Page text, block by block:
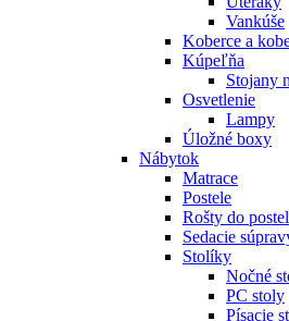
Vankúše
Koberce a
Kúpeľňa
Stojany
Osvetlenie
Lampy
Úložné boxy
Nábytok
Matrace
Postele
Rošty do
Sedacie
Stolíky
Nočné
PC stoly
Písacie